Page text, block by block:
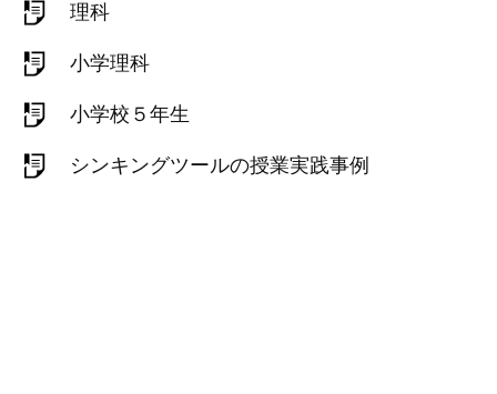
理科
小学理科
小学校５年生
シンキングツールの授業実践事例